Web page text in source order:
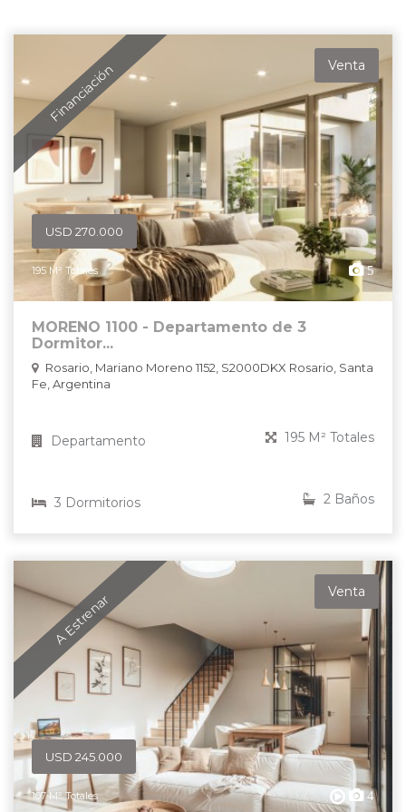
Financiación Venta
USD 270.000
195 M² Totales 5
MORENO 1100 - Departamento de 3
Dormitor...
Rosario, Mariano Moreno 1152, S2000DKX Rosario, Santa
Fe, Argentina
Departamento 195 M² Totales
3 Dormitorios 2 Baños
A Estrenar Venta
USD 245.000
107 M² Totales 4